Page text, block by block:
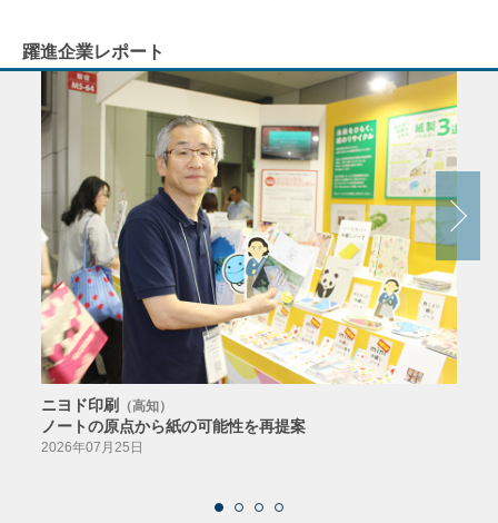
躍進企業レポート
ニヨド印刷 （高知）
ノートの原点から紙の可能性を再提案
2026年07月25日